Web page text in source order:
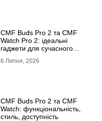
CMF Buds Pro 2 та CMF
Watch Pro 2: ідеальні
гаджети для сучасного
6 Липня, 2026
CMF Buds Pro 2 та CMF
Watch: функціональність,
стиль, доступність